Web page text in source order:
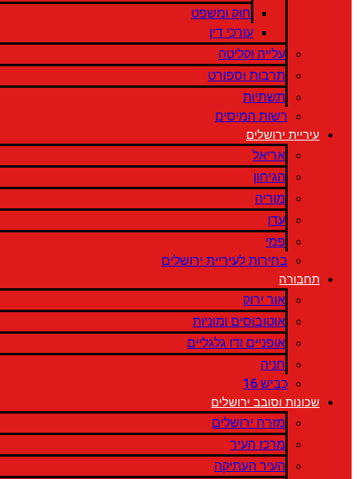
חוק ומשפט
עורכי דין
עלייה וקליטה
תרבות וספורט
תשתיות
רשות המיסים
עיריית ירושלים
אריאל
הגיחון
מוריה
עדן
פמי
בחירות לעיריית ירושלים
תחבורה
אור ירוק
אוטובוסים ומוניות
אופניים ודו גלגליים
חניה
כביש 16
שכונות וסובב ירושלים
מזרח ירושלים
מרכז העיר
העיר העתיקה